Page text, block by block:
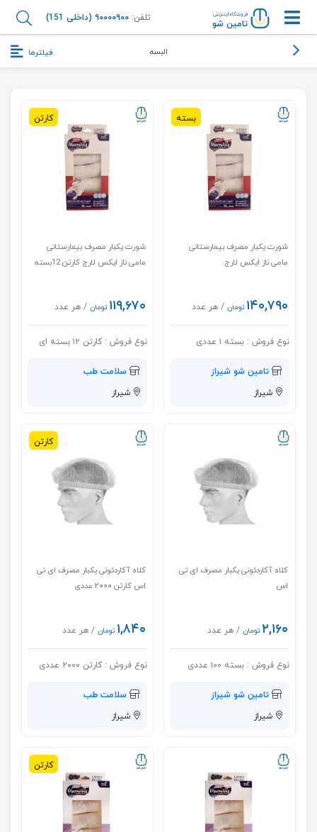
فروشگاه اینترنتی
تامین شو
تلفن: ۹۰۰۰۰۹۰۰ (داخلی 151)
البسه فیلترها
بسته
شورت یکبار مصرف بیمارستانی
مامی ناز ایکس لارج
۱۴۰,۷۹۰ تومان / هر عدد
نوع فروش : بسته ۱ عددی
تامین شو شیراز
شیراز
کارتن
شورت یکبار مصرف بیمارستانی
مامی ناز ایکس لارج کارتن 12بسته
۱۱۹,۶۷۰ تومان / هر عدد
نوع فروش : کارتن ۱۲ بسته ای
سلامت طب
شیراز
کلاه آکاردئونی یکبار مصرف ای تی
اس
۲,۱۶۰ تومان / هر عدد
نوع فروش : بسته ۱۰۰ عددی
تامین شو شیراز
شیراز
کارتن
کلاه آکاردئونی یکبار مصرف ای تی
اس کارتن ۲۰۰۰ عددی
۱,۸۴۰ تومان / هر عدد
نوع فروش : کارتن ۲۰۰۰ عددی
سلامت طب
شیراز
کارتن